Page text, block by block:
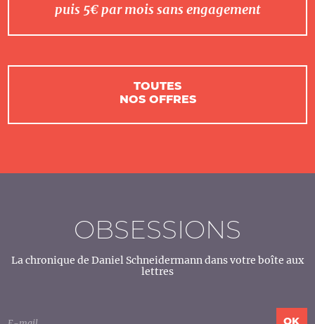
puis 5€ par mois sans engagement
TOUTES
NOS OFFRES
OBSESSIONS
La chronique de Daniel Schneidermann dans votre boîte aux
lettres